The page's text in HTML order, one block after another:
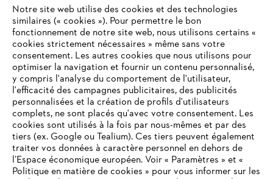
#STIHL
L'Entreprise
STIHL FAQ
Notre site web utilise des cookies et des technologies
similaires (« cookies »). Pour permettre le bon
fonctionnement de notre site web, nous utilisons certains «
cookies strictement nécessaires » même sans votre
consentement. Les autres cookies que nous utilisons pour
optimiser la navigation et fournir un contenu personnalisé,
y compris l'analyse du comportement de l'utilisateur,
l'efficacité des campagnes publicitaires, des publicités
personnalisées et la création de profils d'utilisateurs
complets, ne sont placés qu'avec votre consentement. Les
cookies sont utilisés à la fois par nous-mêmes et par des
tiers (ex. Google ou Tealium). Ces tiers peuvent également
traiter vos données à caractère personnel en dehors de
l’Espace économique européen. Voir « Paramètres » et «
Politique en matière de cookies » pour vous informer sur les